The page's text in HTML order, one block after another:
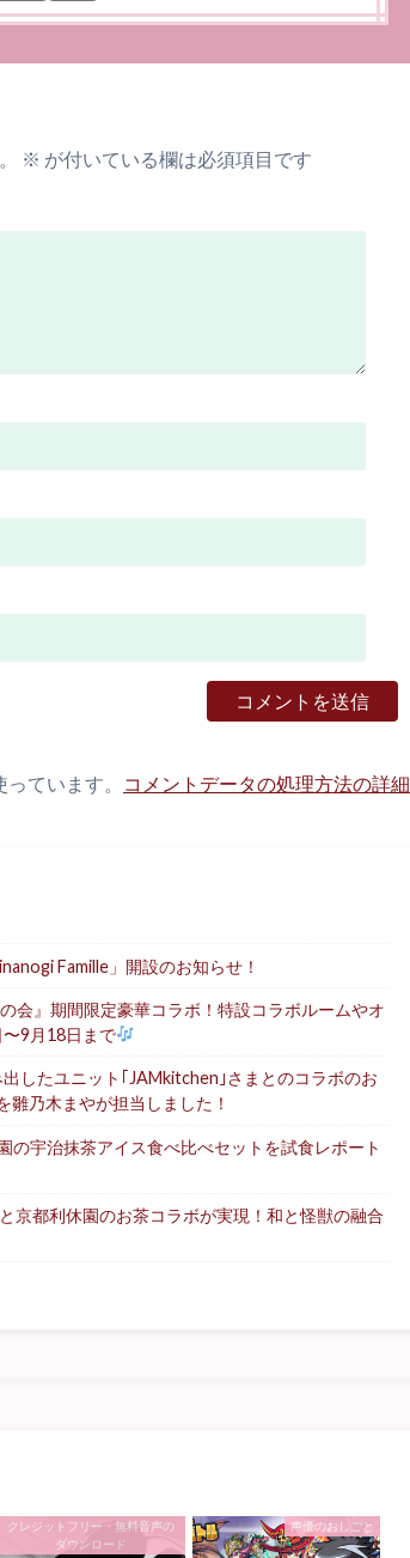
※ が付いている欄は必須項目です
ています。
コメントデータの処理方法の詳細
Famille」開設のお知らせ！
会』期間限定豪華コラボ！特設コラボルームやオ
9月18日まで
したユニット｢JAMkitchen｣さまとのコラボのお
雛乃木まやが担当しました！
の宇治抹茶アイス食べ比べセットを試食レポート
京都利休園のお茶コラボが実現！和と怪獣の融合
クレジットフリー・無料音声の
ダウンロード
声優のおしごと